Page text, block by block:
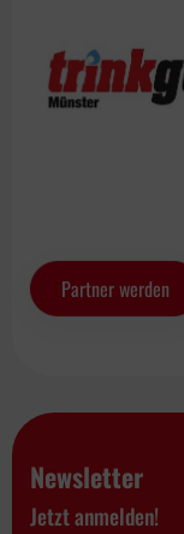
Partner werden
Newsletter
Jetzt anmelden!